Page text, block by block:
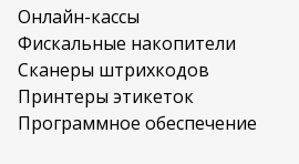
Онлайн-кассы
Фискальные накопители
Сканеры штрихкодов
Принтеры этикеток
Программное обеспечение